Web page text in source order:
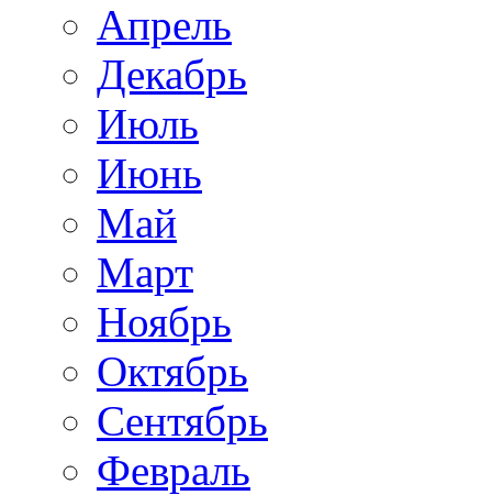
Апрель
Декабрь
Июль
Июнь
Май
Март
Ноябрь
Октябрь
Сентябрь
Февраль